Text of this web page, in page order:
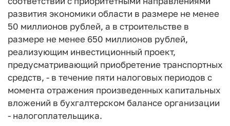
развития экономики области в размере не менее
50 миллионов рублей, а в строительстве в
размере не менее 650 миллионов рублей,
реализующим инвестиционный проект,
предусматривающий приобретение транспортных
средств, - в течение пяти налоговых периодов с
момента отражения произведенных капитальных
вложений в бухгалтерском балансе организации
- налогоплательщика.